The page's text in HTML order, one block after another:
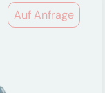
Auf Anfrage